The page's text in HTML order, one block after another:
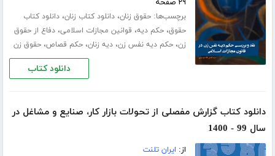
۲۹ صفحه
برچسب‌ها:حقوق زنان،دانلود کتاب زنان،دانلود کتاب
حقوق،حکم دیه، قوانین مجازات اسلامی،دفاع از حقوق
زن،حکم دیه نفس زن،دیه زنان،حکم قصاص،حقوق زن
دانلود کتاب
دانلود کتاب گزارش مفصلی از تحولات بازار کار، صنایع و مشاغل در
سال 99 - 1400
از: ایران تلنت